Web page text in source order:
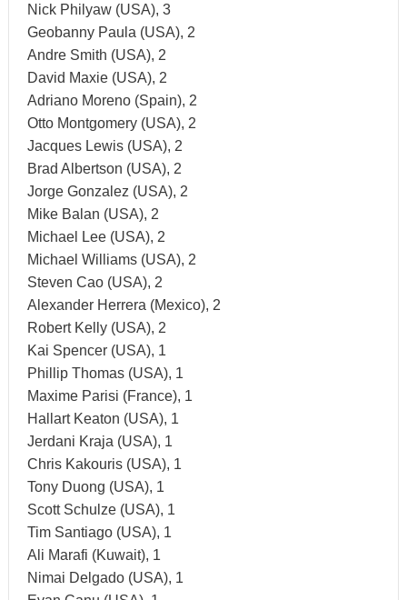
Nick Philyaw (USA), 3
Geobanny Paula (USA), 2
Andre Smith (USA), 2
David Maxie (USA), 2
Adriano Moreno (Spain), 2
Otto Montgomery (USA), 2
Jacques Lewis (USA), 2
Brad Albertson (USA), 2
Jorge Gonzalez (USA), 2
Mike Balan (USA), 2
Michael Lee (USA), 2
Michael Williams (USA), 2
Steven Cao (USA), 2
Alexander Herrera (Mexico), 2
Robert Kelly (USA), 2
Kai Spencer (USA), 1
Phillip Thomas (USA), 1
Maxime Parisi (France), 1
Hallart Keaton (USA), 1
Jerdani Kraja (USA), 1
Chris Kakouris (USA), 1
Tony Duong (USA), 1
Scott Schulze (USA), 1
Tim Santiago (USA), 1
Ali Marafi (Kuwait), 1
Nimai Delgado (USA), 1